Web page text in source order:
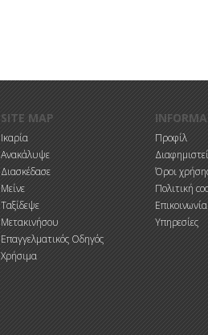
SITE MAP
Ικαρία
Ανακάλυψε
Διασκέδασε
Μείνε
Ταξίδεψε
Μετακινήσου
Επαγγελματικός Οδηγός
Χρήσιμα
Προφίλ
Όροι
Πολιτική
Επικοινωνία
Υπηρεσίες